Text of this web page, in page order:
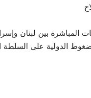
المباشرة بين لبنان
الدولية على السلطة